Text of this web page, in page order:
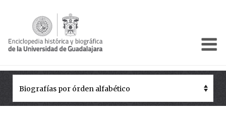
Presentación